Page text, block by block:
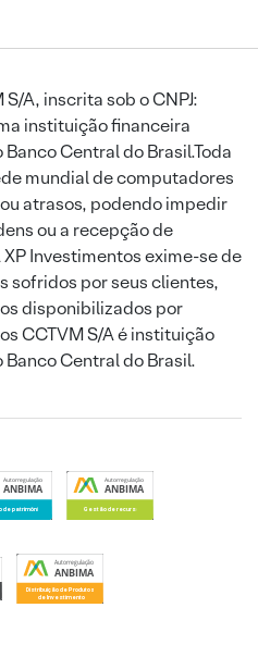
A, inscrita sob o CNPJ:
instituição financeira
Central do Brasil.Toda
mundial de computadores
atrasos, podendo impedir
ou a recepção de
Investimentos exime-se de
sofridos por seus clientes,
disponibilizados por
CCTVM S/A é instituição
Central do Brasil.